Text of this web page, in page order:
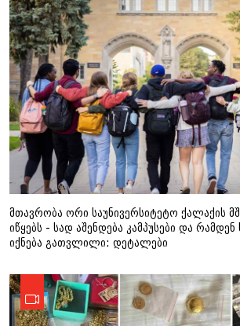
მთავრობა ორი საუნივერსიტეტო ქალაქის
იწყებს - სად აშენდება კამპუსები და
იქნება გათვლილი: დეტალები